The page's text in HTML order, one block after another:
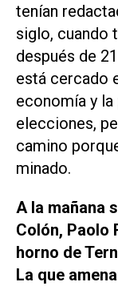
tenían
siglo, cuando
después de
está cercado
economía y
elecciones,
camino
minado.
A la mañana
Colón, Paolo
horno de
La que